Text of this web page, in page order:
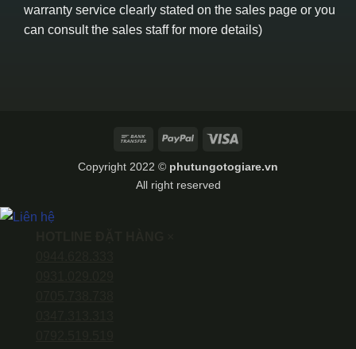
warranty service clearly stated on the sales page or you
can consult the sales staff for more details)
Bank
PayPal
Copyright 2022 © phutungotogiare.vn
All right reserved